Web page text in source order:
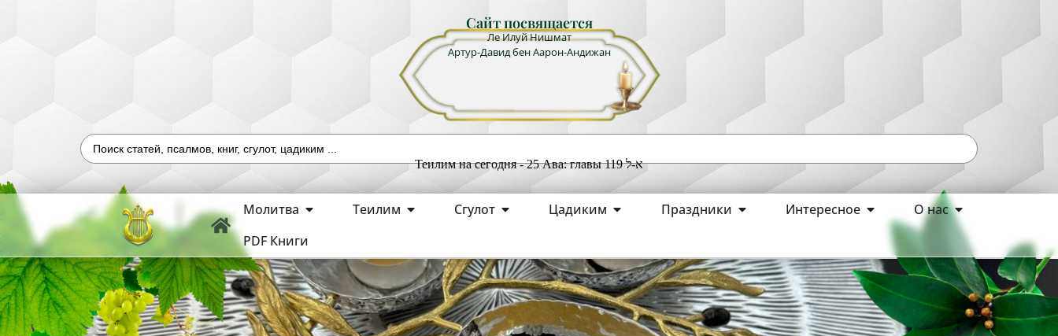
Сайт посвящается
Ле Илуй Нишмат
Артур-Давид бен Аарон-Андижан
Теилим на сегодня - 25 Ава: главы 119 א-ל
Молитва Теилим Сгулот Цадиким Праздники Интересное
О нас
PDF Книги